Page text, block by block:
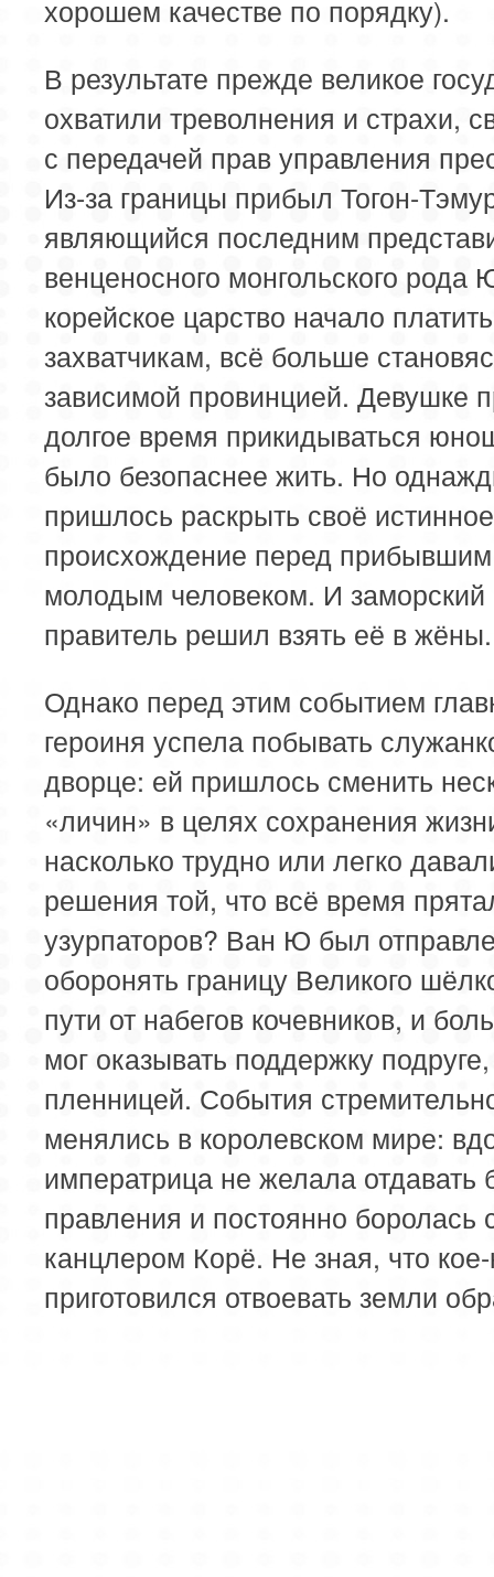
хорошем качестве по порядку).
В результате прежде великое
охватили треволнения и страхи,
с передачей прав управления
Из-за границы прибыл Тогон-
являющийся последним
венценосного монгольского
корейское царство начало
захватчикам, всё больше
зависимой провинцией. Девушке
долгое время прикидываться
было безопаснее жить. Но
пришлось раскрыть своё истинное
происхождение перед прибывшим
молодым человеком. И заморский
правитель решил взять её в жёны.
Однако перед этим событием
героиня успела побывать
дворце: ей пришлось сменить
«личин» в целях сохранения
насколько трудно или легко
решения той, что всё время
узурпаторов? Ван Ю был
оборонять границу Великого
пути от набегов кочевников, и
мог оказывать поддержку
пленницей. События
менялись в королевском мире:
императрица не желала отдавать
правления и постоянно боролась
канцлером Корё. Не зная, что
приготовился отвоевать земли